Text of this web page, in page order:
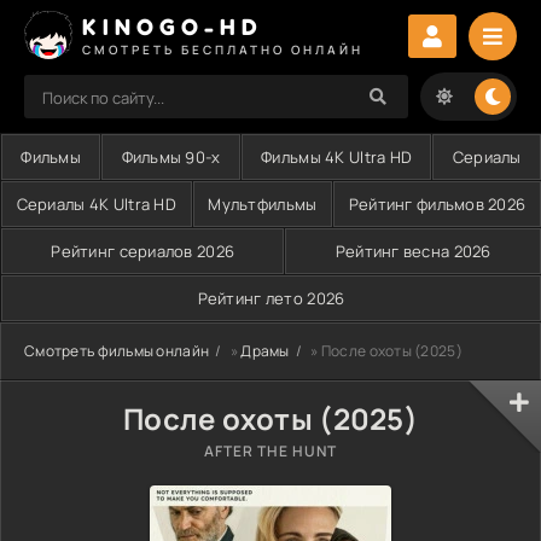
KINOGO-HD
СМОТРЕТЬ БЕСПЛАТНО ОНЛАЙН
Фильмы Фильмы 90-х Фильмы 4K Ultra HD Сериалы
Сериалы 4K Ultra HD Мультфильмы Рейтинг фильмов 2026
Рейтинг сериалов 2026 Рейтинг весна 2026
Рейтинг лето 2026
Смотреть фильмы онлайн »Драмы » После охоты (2025)
После охоты (2025)
AFTER THE HUNT